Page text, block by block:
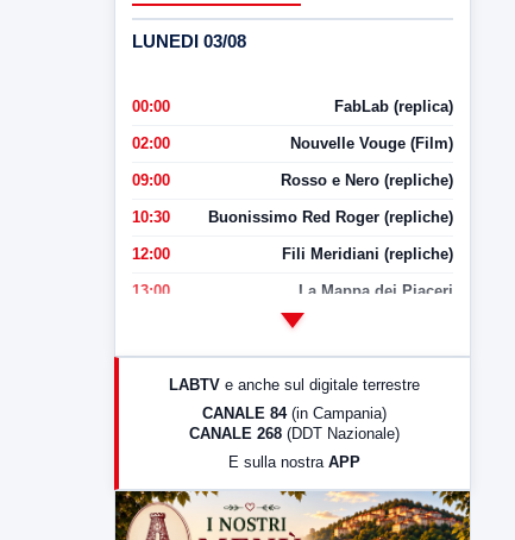
LUNEDI 03/08
00:00 FabLab (replica)
02:00 Nouvelle Vouge (Film)
09:00 Rosso e Nero (repliche)
10:30 Buonissimo Red Roger (repliche)
12:00 Fili Meridiani (repliche)
13:00 La Mappa dei Piaceri
LabNews (Diretta)
23:00 LabNews (replica)
LABTV e anche sul digitale terrestre
CANALE 84 (in Campania)
CANALE 268 (DDT Nazionale)
E sulla nostra APP